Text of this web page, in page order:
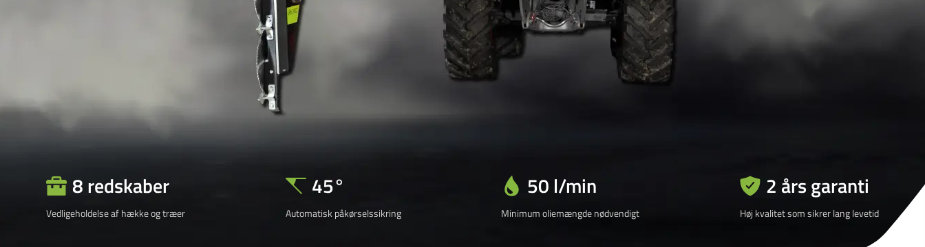
8 redskaber
Vedligeholdelse af hække og træer
45°
Automatisk påkørselssikring
50 l/min
Minimum oliemængde nødvendigt
2 års garanti
Høj kvalitet som sikrer lang levetid